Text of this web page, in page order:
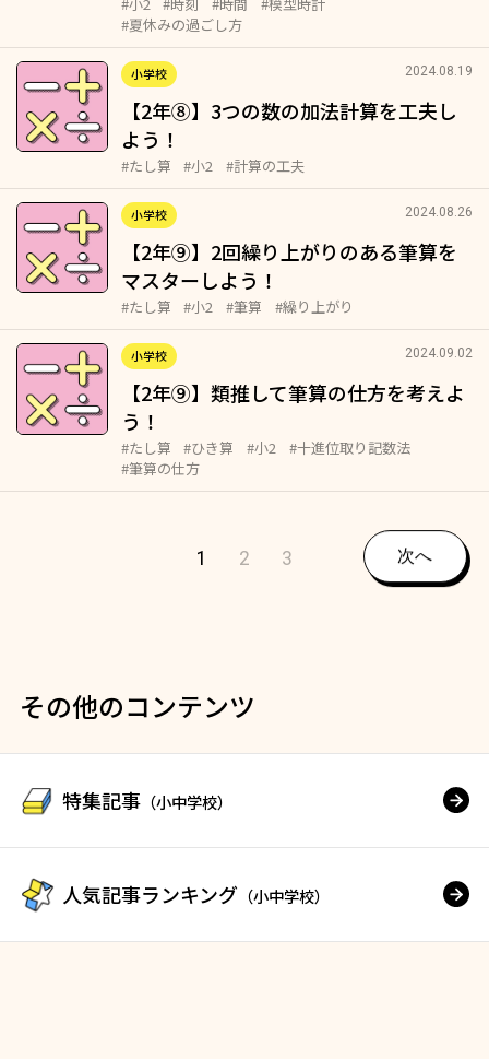
#夏休みの過ごし方
小学校 2024.08.19
【2年⑧】3つの数の加法計算を工夫し
よう！
#たし算 #小2 #計算の工夫
小学校 2024.08.26
【2年⑨】2回繰り上がりのある筆算を
マスターしよう！
#たし算 #小2 #筆算 #繰り上がり
小学校 2024.09.02
【2年⑨】類推して筆算の仕方を考えよ
う！
#たし算 #ひき算 #小2
#十進位取り記数法
#筆算の仕方
1 2 3 次へ
その他のコンテンツ
特集記事 （小中学校）
人気記事ランキング （小中学校）